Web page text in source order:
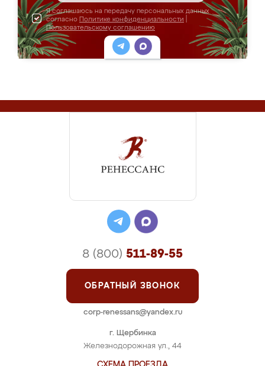
Я соглашаюсь на передачу персональных данных
согласно Политике конфиденциальности
Пользовательскому соглашению
г. Щербинка
Железнодорожная ул., 44
8 (800) 511-89-55
ОБРАТНЫЙ ЗВОНОК
corp-renessans@yandex.ru